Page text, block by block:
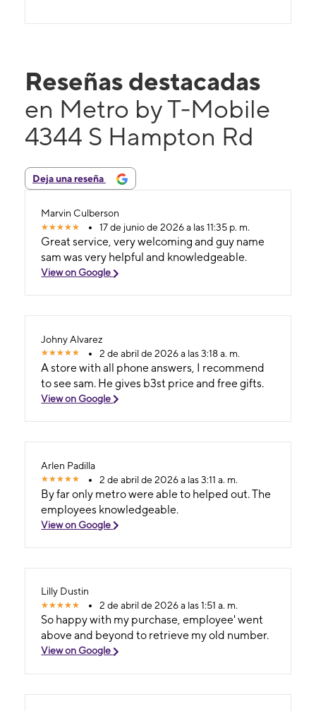
Reseñas destacadas
en Metro by T-Mobile
4344 S Hampton Rd
Deja una reseña
Marvin Culberson
17 de junio de 2026 a las 11:35 p. m.
Great service, very welcoming and guy name
sam was very helpful and knowledgeable.
View on Google
Johny Alvarez
2 de abril de 2026 a las 3:18 a. m.
A store with all phone answers, I recommend
to see sam. He gives b3st price and free gifts.
View on Google
Arlen Padilla
2 de abril de 2026 a las 3:11 a. m.
By far only metro were able to helped out. The
employees knowledgeable.
View on Google
Lilly Dustin
2 de abril de 2026 a las 1:51 a. m.
So happy with my purchase, employee' went
above and beyond to retrieve my old number.
View on Google